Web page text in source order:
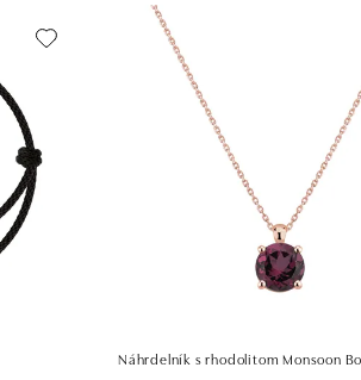
Náhrdelník s rhodolitom Monsoon